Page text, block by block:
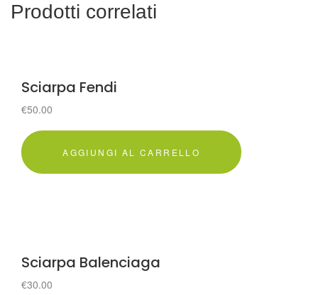
Prodotti correlati
Sciarpa Fendi
€50.00
AGGIUNGI AL CARRELLO
Sciarpa Balenciaga
€30.00